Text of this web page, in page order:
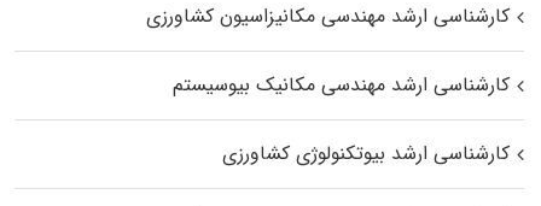
کارشناسی ارشد مهندسی مکانیزاسیون کشاورزی
کارشناسی ارشد مهندسی مکانیک بیوسیستم
کارشناسی ارشد بیوتکنولوژی کشاورزی